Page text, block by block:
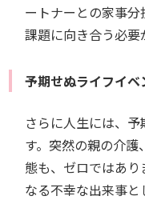
ートナーとの家事
課題に向き合う必要
予期せぬライフイ
さらに人生には、
す。突然の親の介
態も、ゼロではあ
なる不幸な出来事